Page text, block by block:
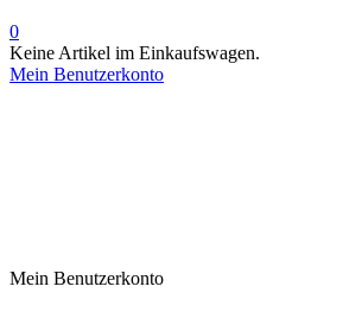
0
Keine Artikel im Einkaufswagen.
Mein Benutzerkonto
Mein Benutzerkonto